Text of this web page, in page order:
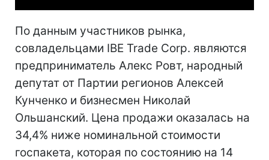
По данным участников рынка,
совладельцами IBE Trade Corp. являются
предприниматель Алекс Ровт, народный
депутат от Партии регионов Алексей
Кунченко и бизнесмен Николай
Ольшанский. Цена продажи оказалась на
34,4% ниже номинальной стоимости
госпакета, которая по состоянию на 14